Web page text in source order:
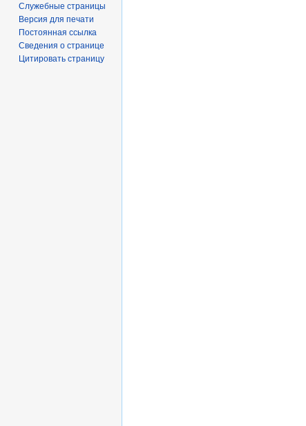
Служебные страницы
Версия для печати
Постоянная ссылка
Сведения о странице
Цитировать страницу